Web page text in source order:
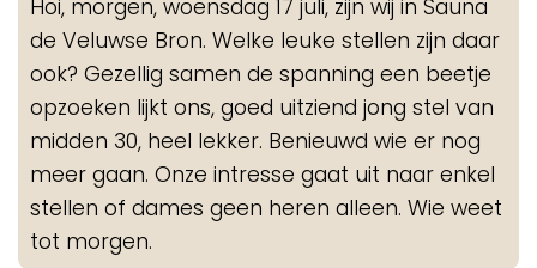
Hoi, morgen, woensdag 17 juli, zijn wij in Sauna
de Veluwse Bron. Welke leuke stellen zijn daar
ook? Gezellig samen de spanning een beetje
opzoeken lijkt ons, goed uitziend jong stel van
midden 30, heel lekker. Benieuwd wie er nog
meer gaan. Onze intresse gaat uit naar enkel
stellen of dames geen heren alleen. Wie weet
tot morgen.